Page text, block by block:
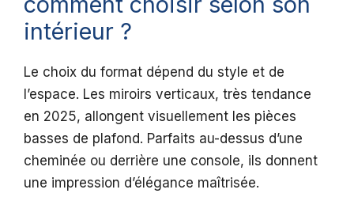
intérieur ?
Le choix du format dépend du style et de
l’espace. Les miroirs verticaux, très tendance
en 2025, allongent visuellement les pièces
basses de plafond. Parfaits au-dessus d’une
cheminée ou derrière une console, ils donnent
une impression d’élégance maîtrisée.